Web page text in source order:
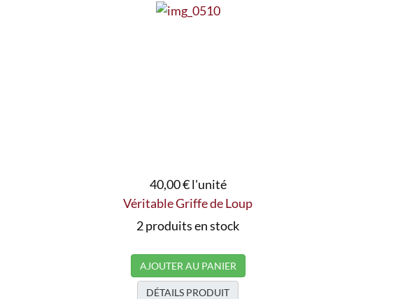
40,00 €l'unité
Véritable Griffe de Loup
2 produits en stock
AJOUTER AU PANIER
DÉTAILS PRODUIT